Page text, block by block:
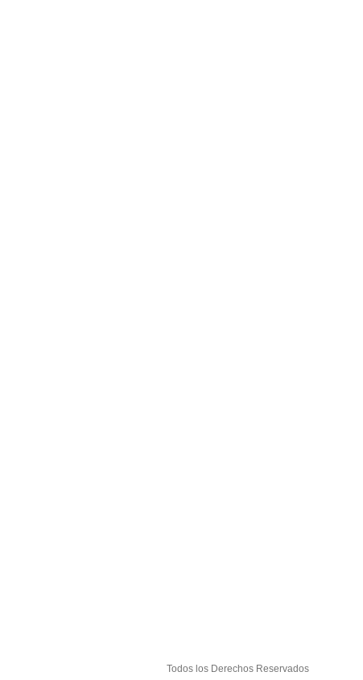
Todos los Derechos Reservados